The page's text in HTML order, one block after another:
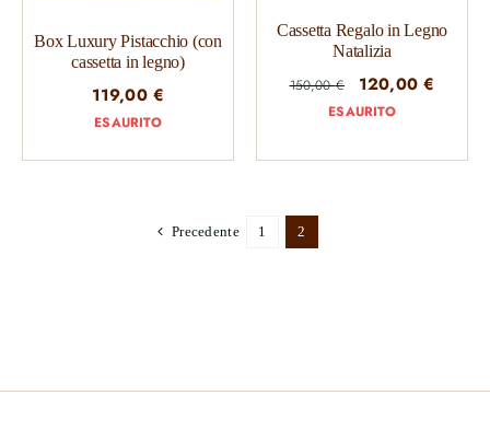
Box Luxury Pistacchio (con
cassetta in legno)
119,00€
ESAURITO
Cassetta Regalo in Legno
Natalizia
150,00€
Il
prezzo
era:
120,00€
è:
ESAURITO
Precedente 1 2